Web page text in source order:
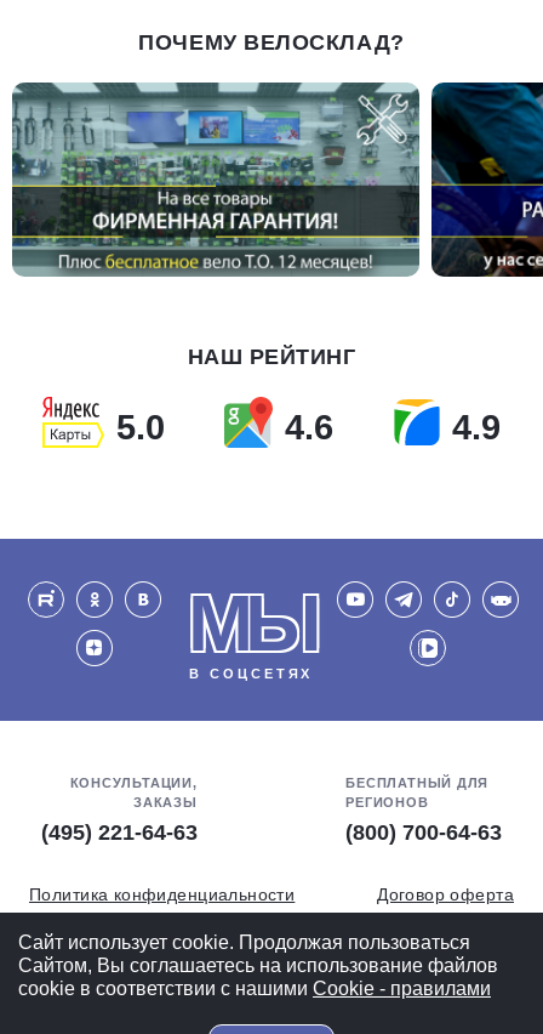
ПОЧЕМУ ВЕЛОСКЛАД?
НАШ РЕЙТИНГ
5.0 4.6 4.9
МЫ
В СОЦСЕТЯХ
КОНСУЛЬТАЦИИ,
ЗАКАЗЫ
(495) 221-64-63
БЕСПЛАТНЫЙ ДЛЯ
РЕГИОНОВ
(800) 700-64-63
Политика конфиденциальности
Договор оферта
Обработка персональных данных
СОУТ
Полная версия
Сайт использует cookie. Продолжая пользоваться
Сайтом, Вы соглашаетесь на использование файлов
cookie в соответствии с нашими Cookiе - правилами